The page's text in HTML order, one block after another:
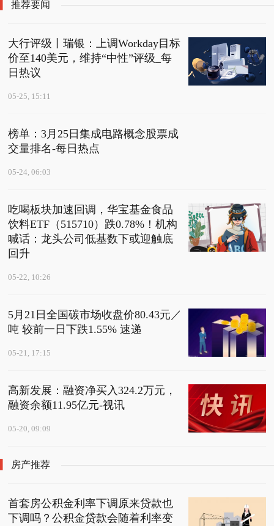
推荐要闻
大行评级丨瑞银：上调Workday目标
价至140美元，维持“中性”评级_每
日热议
05-25, 15:11
榜单：3月25日集成电路概念股票成
交量排名-每日热点
05-24, 06:03
吃喝板块加速回调，华宝基金食品
饮料ETF（515710）跌0.78%！机构
喊话：龙头公司低基数下或迎触底
回升
05-22, 10:26
5月21日全国碳市场收盘价80.43元／
吨 较前一日下跌1.55% 速递
05-21, 17:15
高新发展：融资净买入324.2万元，
融资余额11.95亿元-视讯
05-20, 09:09
房产推荐
首套房公积金利率下调原来贷款也
下调吗？公积金贷款会随着利率变